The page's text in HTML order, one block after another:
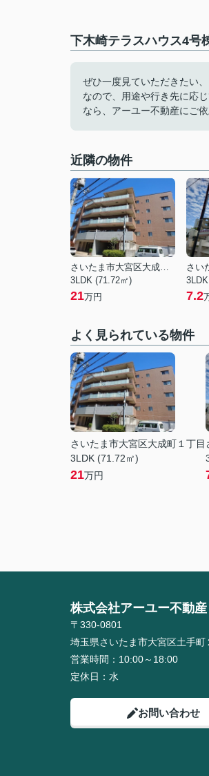
下木崎テラスハウス4号
ぜひ一度見ていただきたい
なので、用途や行き先に応
なら、アーユー不動産にご
近隣の物件
さいたま市大宮区大成町１丁目
3LDK (71.72㎡)
21万円 7.2
よく見られている物件
さいたま市大宮区大成町１丁目
3LDK (71.72㎡)
21万円
株式会社アーユー不動産
〒330-0801
埼玉県さいたま市大宮区土手
営業時間： 10:00～18:00
定休日： 水
お問い合わせ